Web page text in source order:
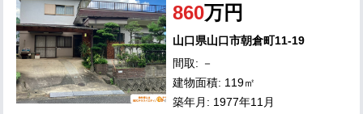
860万円
山口県山口市朝倉町11-19
間取: －
建物面積: 119㎡
築年月: 1977年11月